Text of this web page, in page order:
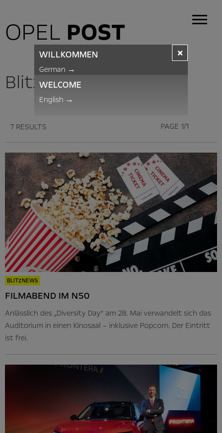
OPEL POST
BlitzNews
7 RESULTS PAGE 1/1
BLITZNEWS
FILMABEND IM N50
Anlässlich des „Diversity Day“ am 28. Mai verwandelt sich das
Auditorium in einen Kinosaal – inklusive Popcorn. Der Eintritt
ist frei.
×
WILLKOMMEN
German →
WELCOME
English →